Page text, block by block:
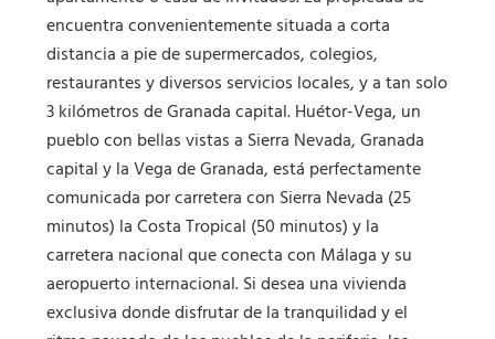
encuentra convenientemente situada a corta
distancia a pie de supermercados, colegios,
restaurantes y diversos servicios locales, y a tan solo
3 kilómetros de Granada capital. Huétor-Vega, un
pueblo con bellas vistas a Sierra Nevada, Granada
capital y la Vega de Granada, está perfectamente
comunicada por carretera con Sierra Nevada (25
minutos) la Costa Tropical (50 minutos) y la
carretera nacional que conecta con Málaga y su
aeropuerto internacional. Si desea una vivienda
exclusiva donde disfrutar de la tranquilidad y el